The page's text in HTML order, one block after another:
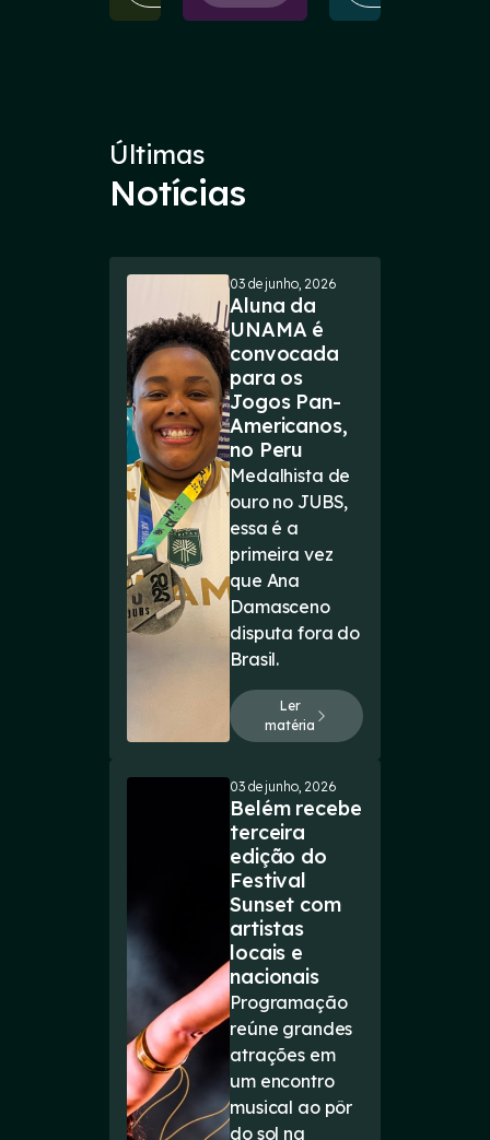
Últimas
Notícias
03 de junho, 2026
Aluna da
UNAMA é
convocada
para os
Jogos Pan-
Americanos,
no Peru
Medalhista de
ouro no JUBS,
essa é a
primeira vez
que Ana
Damasceno
disputa fora do
Brasil.
Ler
matéria
03 de junho, 2026
Belém recebe
terceira
edição do
Festival
Sunset com
artistas
locais e
nacionais
Programação
reúne grandes
atrações em
um encontro
musical ao pôr
do sol na